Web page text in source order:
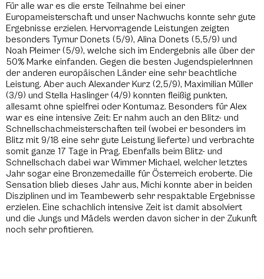
Für alle war es die erste Teilnahme bei einer
Europameisterschaft und unser Nachwuchs konnte sehr gute
Ergebnisse erzielen. Hervorragende Leistungen zeigten
besonders Tymur Donets (5/9), Alina Donets (5,5/9) und
Noah Pleimer (5/9), welche sich im Endergebnis alle über der
50% Marke einfanden. Gegen die besten JugendspielerInnen
der anderen europäischen Länder eine sehr beachtliche
Leistung. Aber auch Alexander Kurz (2,5/9), Maximilian Müller
(3/9) und Stella Haslinger (4/9) konnten fleißig punkten,
allesamt ohne spielfrei oder Kontumaz. Besonders für Alex
war es eine intensive Zeit: Er nahm auch an den Blitz- und
Schnellschachmeisterschaften teil (wobei er besonders im
Blitz mit 9/18 eine sehr gute Leistung lieferte) und verbrachte
somit ganze 17 Tage in Prag. Ebenfalls beim Blitz- und
Schnellschach dabei war Wimmer Michael, welcher letztes
Jahr sogar eine Bronzemedaille für Österreich eroberte. Die
Sensation blieb dieses Jahr aus, Michi konnte aber in beiden
Disziplinen und im Teambewerb sehr respaktable Ergebnisse
erzielen. Eine schachlich intensive Zeit ist damit absolviert
und die Jungs und Mädels werden davon sicher in der Zukunft
noch sehr profitieren.